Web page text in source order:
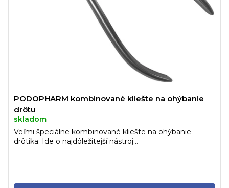
PODOPHARM kombinované kliešte na ohýbanie
drôtu
skladom
Veľmi špeciálne kombinované kliešte na ohýbanie
drôtika. Ide o najdôležitejší nástroj...